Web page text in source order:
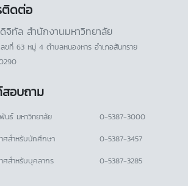
ติดต่อ
จิทัล สำนักงานมหาวิทยาลัย
ลขที่ 63 หมู่ 4 ตำบลหนองหาร อำเภอสันทราย
อบถาม
นธ์ มหาวิทยาลัย
0-5387-3000
ศสำหรับนักศึกษา
0-5387-3457
ศสำหรับบุคลากร
0-5387-3285